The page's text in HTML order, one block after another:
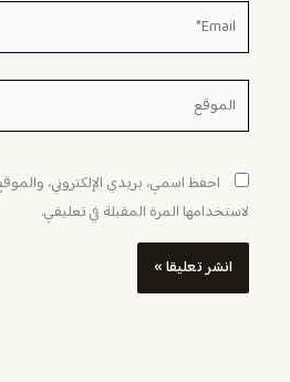
Email*
الموقع
احفظ اسمي، بريدي الإلكتروني،
لاستخدامها المرة المقبلة في تعليقي.